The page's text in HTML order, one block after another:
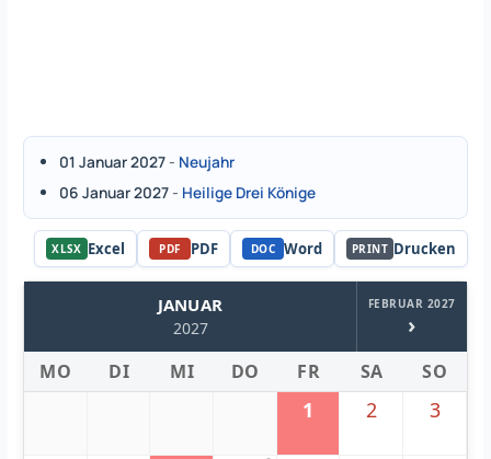
01 Januar 2027- Neujahr
06 Januar 2027- Heilige Drei Könige
XLSX Excel PDF PDF DOC Word PRINT Drucken
JANUAR
2027
FEBRUAR 2027
›
MO DI MI DO FR SA SO
1 2 3